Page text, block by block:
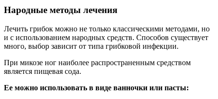
Народные методы лечения
Лечить грибок можно не только классическими методами, но
и с использованием народных средств. Способов существует
много, выбор зависит от типа грибковой инфекции.
При микозе ног наиболее распространенным средством
является пищевая сода.
Ее можно использовать в виде ванночки или пасты: